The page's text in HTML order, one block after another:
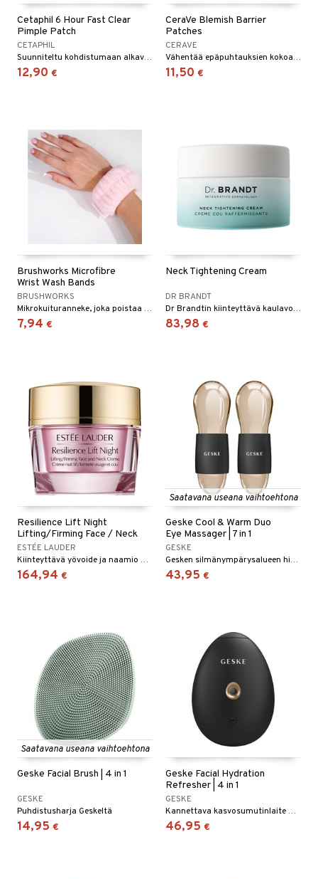
Cetaphil 6 Hour Fast Clear
Pimple Patch
CETAPHIL
Suunniteltu kohdistumaan alkaviin finneihin ja antamaan näkyviä tuloksia 6 tunnin kuluessa.
12,90 €
CeraVe Blemish Barrier
Patches
CERAVE
Vähentää epäpuhtauksien kokoa ja punoitusta jättämättä jälkiä iholle.
11,50 €
Brushworks Microfibre
Wrist Wash Bands
BRUSHWORKS
Mikrokuituranneke, joka poistaa ylimääräistä vettä kasvojen pesun yhteydessä
7,94 €
Neck Tightening Cream
DR BRANDT
Dr Brandtin kiinteyttävä kaulavoide
83,98 €
Resilience Lift Night
Lifting/Firming Face / Neck
ESTÉE LAUDER
Kiinteyttävä yövoide ja naamio Estée Lauderilta
164,94 €
Saatavana useana vaihtoehtona
Geske Cool & Warm Duo
Eye Massager | 7 in 1
GESKE
Gesken silmänympärysalueen hierontalaite
43,95 €
Saatavana useana vaihtoehtona
Geske Facial Brush | 4 in 1
GESKE
Puhdistusharja Geskeltä
14,95 €
Geske Facial Hydration
Refresher | 4 in 1
GESKE
Kannettava kasvosumutinlaite Geskeltä
46,95 €